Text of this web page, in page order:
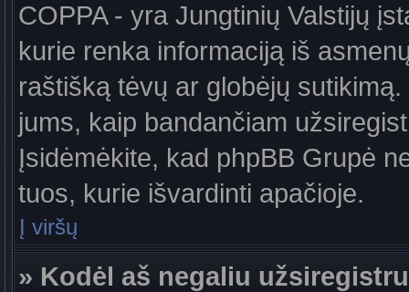
COPPA - yra Jungtinių Valstijų
kurie renka informaciją iš
raštišką tėvų ar globėjų
jums, kaip bandančiam
Įsidėmėkite, kad phpBB Grupė
tuos, kurie išvardinti apačioje.
Į viršų
» Kodėl aš negaliu